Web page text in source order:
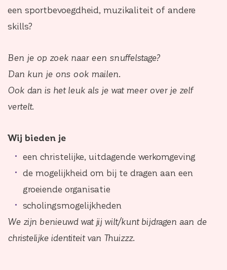
een sportbevoegdheid, muzikaliteit of andere
skills?
Ben je op zoek naar een snuffelstage?
Dan kun je ons ook mailen.
Ook dan is het leuk als je wat meer over je zelf
vertelt.
Wij bieden je
een christelijke, uitdagende werkomgeving
de mogelijkheid om bij te dragen aan een
groeiende organisatie
scholingsmogelijkheden
We zijn benieuwd wat jij wilt/kunt bijdragen aan de
christelijke identiteit van Thuizzz.